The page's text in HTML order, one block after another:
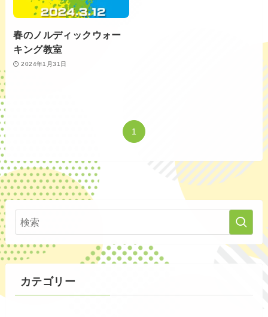
春のノルディックウォー
キング教室
2024年1月31日
1
カテゴリー